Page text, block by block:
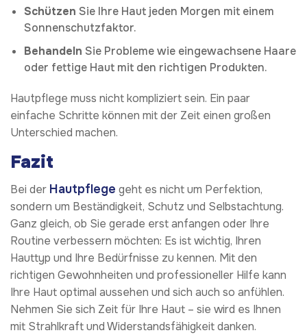
Schützen Sie Ihre Haut jeden Morgen mit einem
Sonnenschutzfaktor.
Behandeln Sie Probleme wie eingewachsene Haare
oder fettige Haut mit den richtigen Produkten.
Hautpflege muss nicht kompliziert sein. Ein paar
einfache Schritte können mit der Zeit einen großen
Unterschied machen.
Fazit
Bei der Hautpflege geht es nicht um Perfektion,
sondern um Beständigkeit, Schutz und Selbstachtung.
Ganz gleich, ob Sie gerade erst anfangen oder Ihre
Routine verbessern möchten: Es ist wichtig, Ihren
Hauttyp und Ihre Bedürfnisse zu kennen. Mit den
richtigen Gewohnheiten und professioneller Hilfe kann
Ihre Haut optimal aussehen und sich auch so anfühlen.
Nehmen Sie sich Zeit für Ihre Haut – sie wird es Ihnen
mit Strahlkraft und Widerstandsfähigkeit danken.